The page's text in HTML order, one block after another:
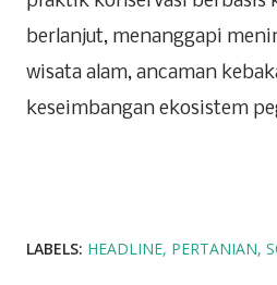
berlanjut, menanggapi
wisata alam, ancaman
keseimbangan ekosistem
LABELS: HEADLINE PERTANIAN